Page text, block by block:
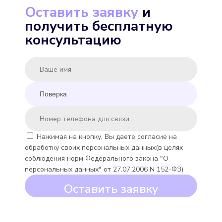
MINKOR MK-U 15
Minoll Minomess СВХ
Подробнее
Выбрать
Оставить заявку и
получить бесплатную
консультацию
Нажимая на кнопку, Вы даете согласие на
обработку своих персональных данных(в целях
соблюдения норм Федерального закона "О
персональных данных" от 27.07.2006 N 152-ФЗ)
Оставить заявку